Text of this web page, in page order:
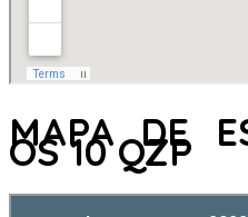
MAPA DE
OS 10 QZP